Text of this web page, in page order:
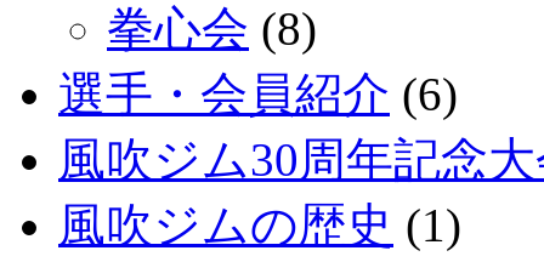
拳心会 (8)
選手・会員紹介 (6)
風吹ジム30周年記念
風吹ジムの歴史 (1)